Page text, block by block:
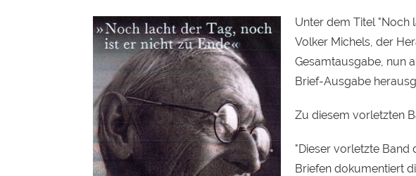
Unter dem Titel "Noch
Volker Michels, der
Gesamtausgabe, nun
Brief-Ausgabe
Zu diesem vorletzten
"Dieser vorletzte Band
Briefen dokumentiert